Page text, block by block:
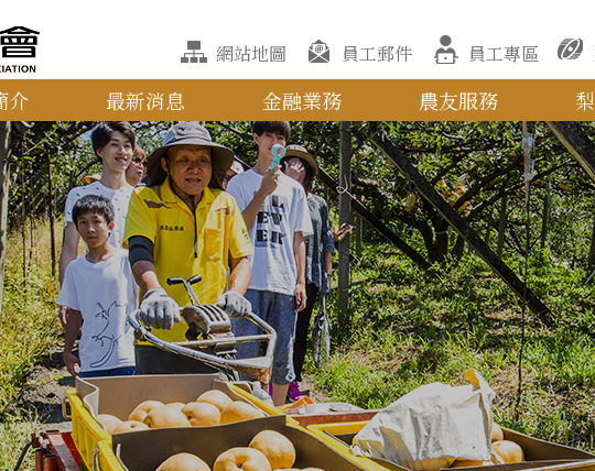
介 最新消息 金融業務 農友服務
網站地圖 員工郵件 員工專區